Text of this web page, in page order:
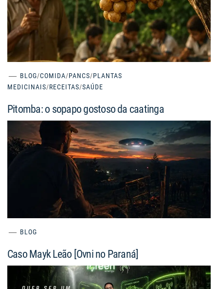
BLOG/COMIDA/PANCS/PLANTAS
MEDICINAIS/RECEITAS/SAÚDE
Pitomba: o sopapo gostoso da caatinga
BLOG
Caso Mayk Leão [Ovni no Paraná]